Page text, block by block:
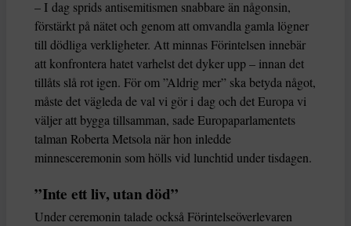
– I dag sprids antisemitismen snabbare än någonsin,
förstärkt på nätet och genom att omvandla gamla lögner
till dödliga verkligheter. Att minnas Förintelsen innebär
att konfrontera hatet varhelst det dyker upp – innan det
tillåts slå rot igen. För om ”Aldrig mer” ska betyda något,
måste det vägleda de val vi gör i dag och det Europa vi
väljer att bygga tillsamman, sade Europaparlamentets
talman Roberta Metsola när hon inledde
minnesceremonin som hölls vid lunchtid under tisdagen.
”Inte ett liv, utan död”
Under ceremonin talade också Förintelseöverlevaren